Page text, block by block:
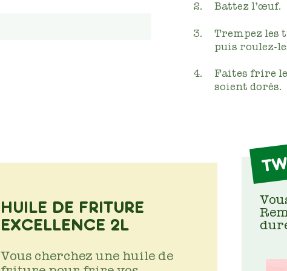
Battez l’œuf.
Trempez les
puis roulez-
Faites frire
soient dorés.
HUILE DE FRITURE
EXCELLENCE 2L
Vous cherchez une huile de